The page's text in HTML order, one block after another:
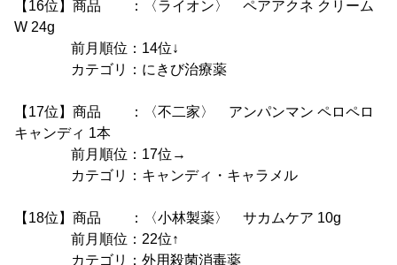
【16位】商品 ：〈ライオン〉 ペアアクネ クリーム
W 24g
前月順位：14位↓
カテゴリ：にきび治療薬
【17位】商品 ：〈不二家〉 アンパンマン ペロペロ
キャンディ 1本
前月順位：17位→
カテゴリ：キャンディ・キャラメル
【18位】商品 ：〈小林製薬〉 サカムケア 10g
前月順位：22位↑
カテゴリ：外用殺菌消毒薬